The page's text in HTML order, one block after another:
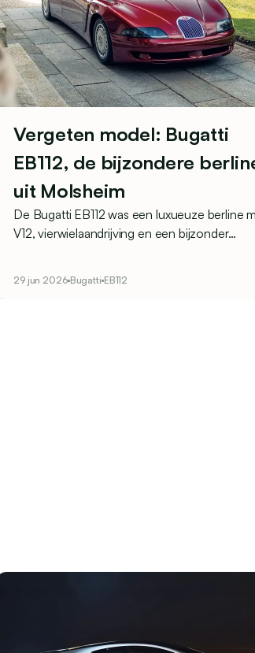
Vergeten model: Bugatti
EB112, de bijzondere
uit Molsheim
De Bugatti EB112 was een luxueuze berline
V12, vierwielaandrijving en een bijzonder
29 jun 2026 Bugatti EB112